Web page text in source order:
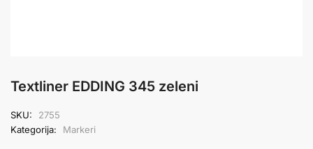
Textliner EDDING 345 zeleni
SKU:
2755
Kategorija:
Markeri